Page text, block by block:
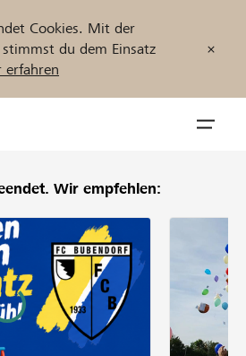
Cookies. Mit der
du dem Einsatz
erfahren
finden
Wir empfehlen: